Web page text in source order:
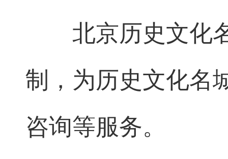
北京历史文化
制，为历史文化名
咨询等服务。